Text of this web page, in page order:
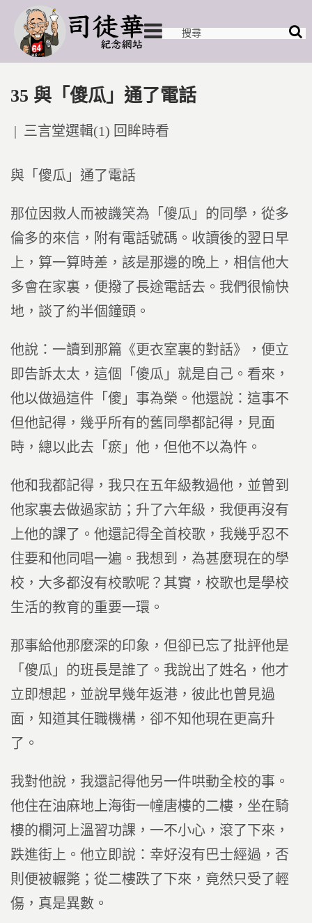
35 與「傻瓜」通了電話
Posted
三言堂選輯(1) 回眸時看
與「傻瓜」通了電話
那位因救人而被譏笑為「傻瓜」的同學，從多
倫多的來信，附有電話號碼。收讀後的翌日早
上，算一算時差，該是那邊的晚上，相信他大
多會在家裏，便撥了長途電話去。我們很愉快
地，談了約半個鐘頭。
他說：一讀到那篇《更衣室裏的對話》，便立
即告訴太太，這個「傻瓜」就是自己。看來，
他以做過這件「傻」事為榮。他還說：這事不
但他記得，幾乎所有的舊同學都記得，見面
時，總以此去「瘀」他，但他不以為忤。
他和我都記得，我只在五年級教過他，並曾到
他家裏去做過家訪；升了六年級，我便再沒有
上他的課了。他還記得全首校歌，我幾乎忍不
住要和他同唱一遍。我想到，為甚麼現在的學
校，大多都沒有校歌呢？其實，校歌也是學校
生活的教育的重要一環。
那事給他那麼深的印象，但卻已忘了批評他是
「傻瓜」的班長是誰了。我說出了姓名，他才
立即想起，並說早幾年返港，彼此也曾見過
面，知道其任職機構，卻不知他現在更高升
了。
我對他說，我還記得他另一件哄動全校的事。
他住在油麻地上海街一幢唐樓的二樓，坐在騎
樓的欄河上溫習功課，一不小心，滾了下來，
跌進街上。他立即說：幸好沒有巴士經過，否
則便被輾斃；從二樓跌了下來，竟然只受了輕
傷，真是異數。